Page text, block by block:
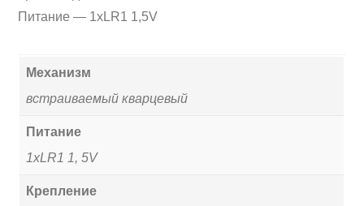
Питание — 1xLR1 1,5V
Механизм
встраиваемый кварцевый
Питание
1xLR1 1, 5V
Крепление